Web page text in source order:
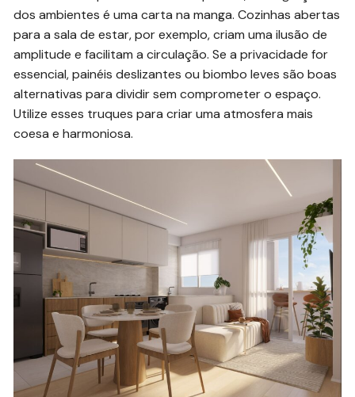
dos ambientes é uma carta na manga. Cozinhas abertas
para a sala de estar, por exemplo, criam uma ilusão de
amplitude e facilitam a circulação. Se a privacidade for
essencial, painéis deslizantes ou biombo leves são boas
alternativas para dividir sem comprometer o espaço.
Utilize esses truques para criar uma atmosfera mais
coesa e harmoniosa.